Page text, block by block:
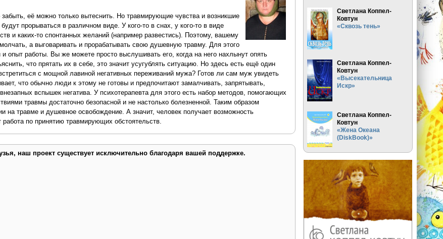
её можно только вытеснить. Но травмирующие чувства и возникшие
прорываться в различном виде. У кого-то в снах, у кого-то в виде
и каких-то спонтанных желаний (например развестись). Поэтому, вашему
а выговаривать и прорабатывать свою душевную травму. Для этого
опыт работы. Вы же можете просто выслушивать его, когда на него нахлынут опять
что прятать их в себе, это значит усугублять ситуацию. Но здесь есть ещё один
с мощной лавиной негативных переживаний мужа? Готов ли сам муж увидеть
что обычно люди к этому не готовы и предпочитают замалчивать, запрятывать,
вспышек негатива. У психотерапевта для этого есть набор методов, помогающих
травмы достаточно безопасной и не настолько болезненной. Таким образом
на травме и душевное освобождение. А значит, человек получает возможность
по принятию травмирующих обстоятельств.
наш проект существует исключительно благодаря вашей поддержке.
Светлана Коппел-
Ковтун
«Сквозь тень»
Светлана Коппел-
Ковтун
«Высекательница
Искр»
Светлана Коппел-
Ковтун
«Жена Океана
(DiskBook)»